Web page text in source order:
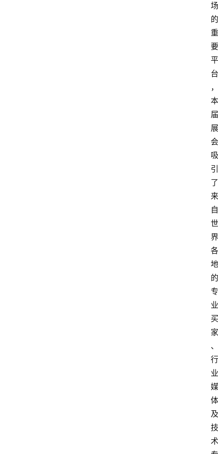
场
的
重
要
平
台
，
本
届
展
会
吸
引
了
来
自
世
界
各
地
的
专
业
买
家
、
行
业
媒
体
及
技
术